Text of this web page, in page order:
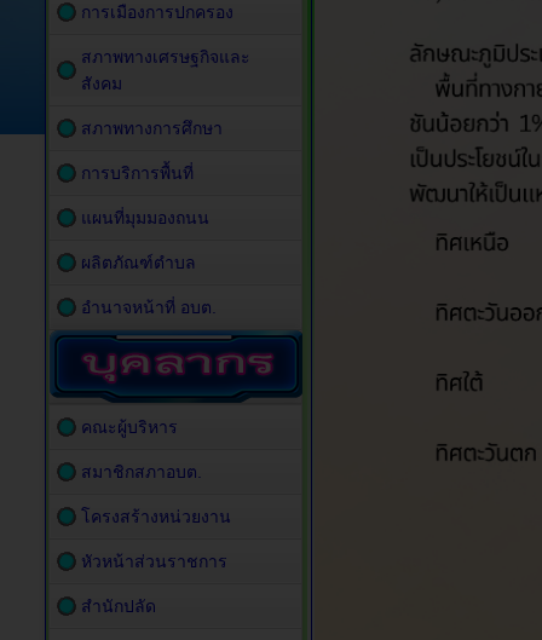
การเมืองการปกครอง
สภาพทางเศรษฐกิจและ
สังคม
สภาพทางการศึกษา
การบริการพื้นที่
แผนที่มุมมองถนน
ผลิตภัณฑ์ตำบล
อำนาจหน้าที่ อบต.
คณะผู้บริหาร
สมาชิกสภาอบต.
โครงสร้างหน่วยงาน
หัวหน้าส่วนราชการ
สำนักปลัด